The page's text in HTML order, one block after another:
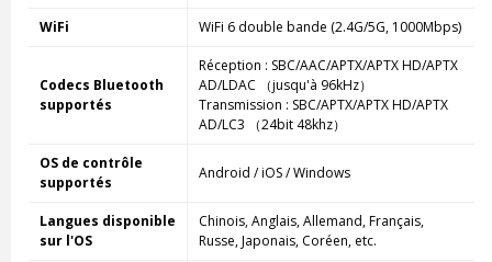
WiFi WiFi 6 double bande (2.4G/5G, 1000Mbps)
Codecs Bluetooth
supportés
Réception : SBC/AAC/APTX/APTX HD/APTX
AD/LDAC （jusqu'à 96kHz）
Transmission : SBC/APTX/APTX HD/APTX
AD/LC3 （24bit 48khz）
OS de contrôle
supportés
Android / iOS / Windows
Langues disponible
sur l'OS
Chinois, Anglais, Allemand, Français,
Russe, Japonais, Coréen, etc.